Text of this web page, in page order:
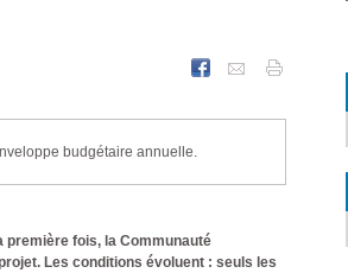
budgétaire annuelle.
première fois, la Communauté
Les conditions évoluent : seuls les